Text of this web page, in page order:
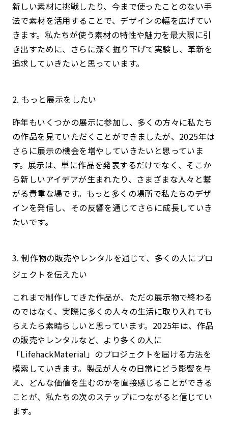
新しい素材に挑戦したり、今まで使ったことのない手
法で素材を活用することで、デザインの幅を広げてい
きます。私たちが使う素材の特性や魅力を最大限に引
き出すために、さらに深く掘り下げて実験し、革新を
追求していきたいと思っています。
2. もっと展示をしたい
昨年もいくつかの展示に参加し、多くの方々に私たち
の作品を見ていただくことができましたが、2025年は
さらに展示の機会を増やしていきたいと思っていま
す。展示は、単に作品を発表するだけでなく、そこか
ら新しいアイデアが生まれたり、さまざまな人々と繋
がる貴重な場です。もっと多くの場所で私たちのデザ
インを発信し、その反響を通じてさらに成長していき
たいです。
3. 制作物の販売やレンタルを通じて、多くの人にプロ
ジェクトを伝えたい
これまで制作してきた作品が、ただの展示物で終わる
のではなく、実際に多くの人々の生活に取り入れても
らえたら素晴らしいと思っています。2025年は、作品
の販売やレンタルなど、より多くの人に
「LifehackMaterial」のプロジェクトを届ける方法を
模索していきます。製品が人々の日常にどう影響を与
え、どんな価値を生むのかを直接感じることができる
ことが、私たちの次のステップにつながると信じてい
ます。